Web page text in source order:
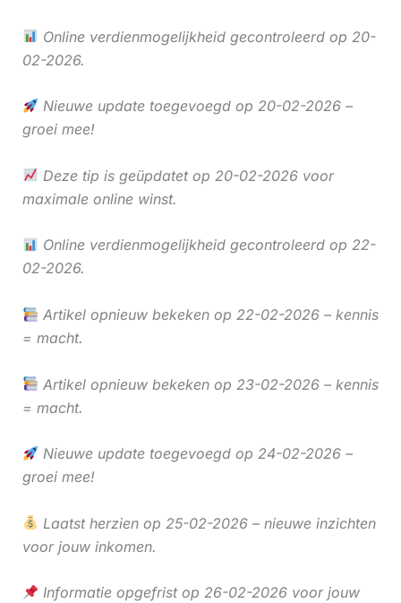
Online verdienmogelijkheid gecontroleerd op 20-
02-2026.
Nieuwe update toegevoegd op 20-02-2026 –
groei mee!
Deze tip is geüpdatet op 20-02-2026 voor
maximale online winst.
Online verdienmogelijkheid gecontroleerd op 22-
02-2026.
Artikel opnieuw bekeken op 22-02-2026 – kennis
= macht.
Artikel opnieuw bekeken op 23-02-2026 – kennis
= macht.
Nieuwe update toegevoegd op 24-02-2026 –
groei mee!
Laatst herzien op 25-02-2026 – nieuwe inzichten
voor jouw inkomen.
Informatie opgefrist op 26-02-2026 voor jouw